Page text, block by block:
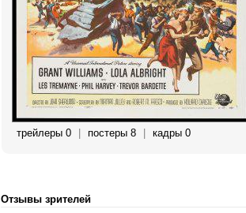
трейлеры 0 постеры 8 кадры 0
Отзывы зрителей